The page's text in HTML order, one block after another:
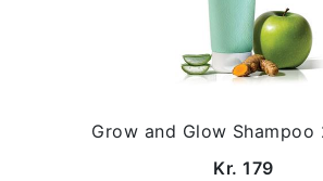
Grow and Glow
Kr. 179